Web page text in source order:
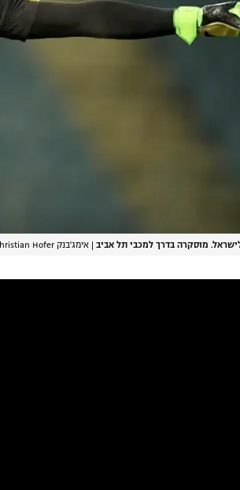
מוסקרה בדרך למכבי תל אביב אימג'בנק GettyImages, Christian Hofer